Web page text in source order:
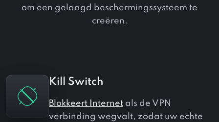
om een ​​gelaagd beschermingssysteem te
creëren.
Kill Switch
Blokkeert Internet als de VPN
verbinding wegvalt, zodat uw echte